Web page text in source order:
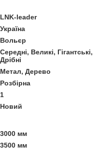
LNK-leader
Україна
Вольєр
Середні, Великі, Гігантські,
Дрібні
Метал, Дерево
Розбірна
1
Новий
3000 мм
3500 мм